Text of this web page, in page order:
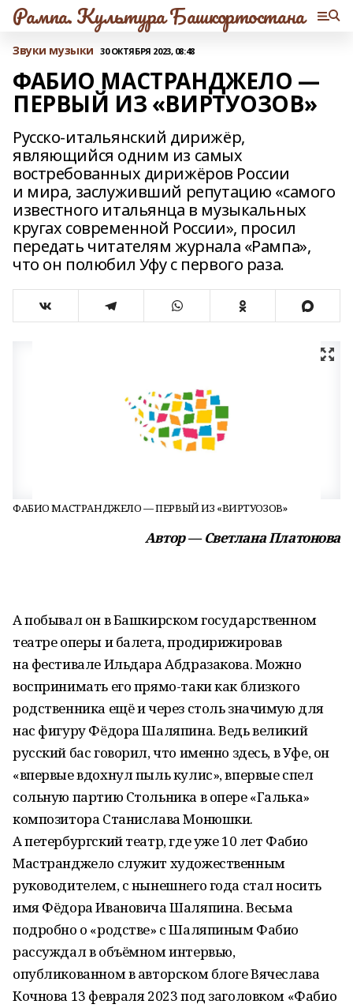
Рампа. Культура Башкортостана
Звуки музыки 30 ОКТЯБРЯ 2023, 08:48
ФАБИО МАСТРАНДЖЕЛО —
ПЕРВЫЙ ИЗ «ВИРТУОЗОВ»
Русско-итальянский дирижёр,
являющийся одним из самых
востребованных дирижёров России
и мира, заслуживший репутацию «самого
известного итальянца в музыкальных
кругах современной России», просил
передать читателям журнала «Рампа»,
что он полюбил Уфу с первого раза.
ФАБИО МАСТРАНДЖЕЛО — ПЕРВЫЙ ИЗ «ВИРТУОЗОВ»
Автор — Светлана Платонова
А побывал он в Башкирском государственном
театре оперы и балета, продирижировав
на фестивале Ильдара Абдразакова. Можно
воспринимать его прямо-таки как близкого
родственника ещё и через столь значимую для
нас фигуру Фёдора Шаляпина. Ведь великий
русский бас говорил, что именно здесь, в Уфе, он
«впервые вдохнул пыль кулис», впервые спел
сольную партию Стольника в опере «Галька»
композитора Станислава Монюшки.
А петербургский театр, где уже 10 лет Фабио
Мастранджело служит художественным
руководителем, с нынешнего года стал носить
имя Фёдора Ивановича Шаляпина. Весьма
подробно о «родстве» с Шаляпиным Фабио
рассуждал в объёмном интервью,
опубликованном в авторском блоге Вячеслава
Кочнова 13 февраля 2023 под заголовком «Фабио